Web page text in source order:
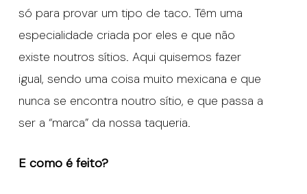
só para provar um tipo de taco. Têm uma
especialidade criada por eles e que não
existe noutros sítios. Aqui quisemos fazer
igual, sendo uma coisa muito mexicana e que
nunca se encontra noutro sítio, e que passa a
ser a “marca” da nossa taqueria.
E como é feito?